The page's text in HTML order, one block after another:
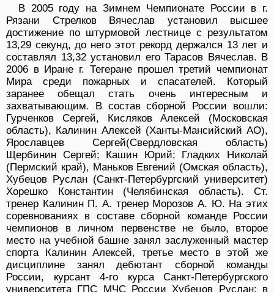
В 2005 году на Зимнем Чемпионате России в г.
Рязани Стрелков Вячеслав установил высшее
достижение по штурмовой лестнице с результатом
13,29 секунд, до него этот рекорд держался 13 лет и
составлял 13,32 установил его Тарасов Вячеслав. В
2006 в Иране г. Тегеране прошел третий чемпионат
Мира среди пожарных и спасателей. Который
заранее обещал стать очень интересным и
захватывающим. В состав сборной России вошли:
Гурченков Сергей, Кисляков Алексей (Московская
область), Калинин Алексей (Ханты-Мансийский АО),
Ярославцев Сергей(Свердловская область)
Щербинин Сергей; Кашин Юрий; Гладких Николай
(Пермский край), Маньков Евгений (Омская область),
Хубецов Руслан (Санкт-Петербургский университет)
Хорешко Константин (Челябинская область). Ст.
тренер Калинин П. А. тренер Морозов А. Ю. На этих
соревнованиях в составе сборной команде России
чемпионов в личном первенстве не было, второе
место на учебной башне занял заслуженный мастер
спорта Калинин Алексей, третье место в этой же
дисциплине занял дебютант сборной команды
России, курсант 4-го курса Санкт-Петербургского
университета ГПС МЧС России Хубецов Руслан; в